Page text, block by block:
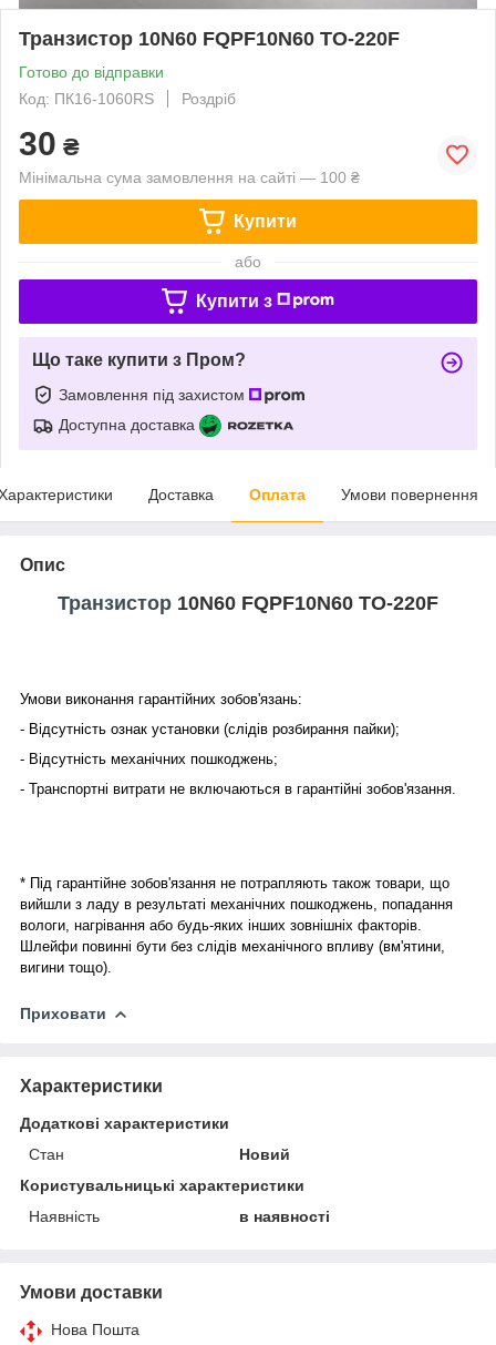
Транзистор 10N60 FQPF10N60 TO-220F
Готово до відправки
Код: ПК16-1060RS
Роздріб
30 ₴
Мінімальна сума замовлення на сайті — 100 ₴
Купити
або
Купити з
Що таке купити з Пром?
Замовлення під захистом
Доступна доставка
Доставка Оплата Умови повернення
Опис
Транзистор 10N60 FQPF10N60 TO-220F
Умови виконання гарантійних зобов'язань:
- Відсутність ознак установки (слідів розбирання пайки);
- Відсутність механічних пошкоджень;
- Транспортні витрати не включаються в гарантійні зобов'язання.
* Під гарантійне зобов'язання не потрапляють також товари, що
вийшли з ладу в результаті механічних пошкоджень, попадання
вологи, нагрівання або будь-яких інших зовнішніх факторів.
Шлейфи повинні бути без слідів механічного впливу (вм'ятини,
вигини тощо).
Приховати
Характеристики
Додаткові характеристики
Стан
Новий
Користувальницькі характеристики
Наявність
в наявності
Умови доставки
Нова Пошта